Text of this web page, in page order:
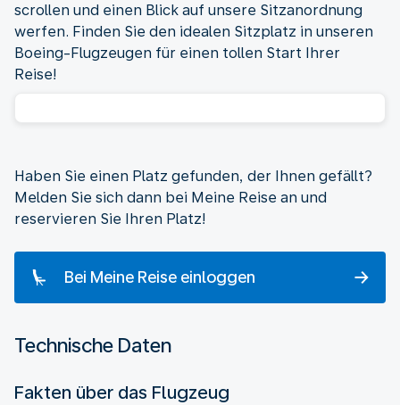
scrollen und einen Blick auf unsere Sitzanordnung
werfen. Finden Sie den idealen Sitzplatz in unseren
Boeing-Flugzeugen für einen tollen Start Ihrer
Reise!
Haben Sie einen Platz gefunden, der Ihnen gefällt?
Melden Sie sich dann bei Meine Reise an und
reservieren Sie Ihren Platz!
Bei Meine Reise einloggen
Technische Daten
Fakten über das Flugzeug